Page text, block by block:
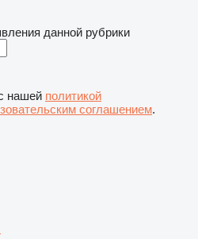
данной рубрики
нашей политикой
соглашением.